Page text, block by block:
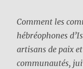
Comment les
hébréophones
artisans de paix
communautés,